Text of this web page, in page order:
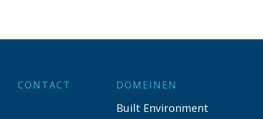
CONTACT DOMEINEN
Built Environment